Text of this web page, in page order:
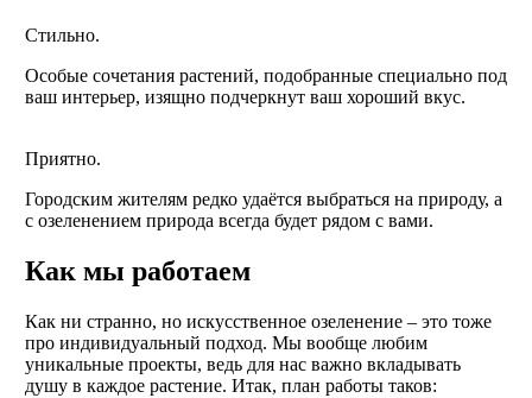
Стильно.
Особые сочетания растений, подобранные специально под
ваш интерьер, изящно подчеркнут ваш хороший вкус.
Приятно.
Городским жителям редко удаётся выбраться на природу, а
с озеленением природа всегда будет рядом с вами.
Как мы работаем
Как ни странно, но искусственное озеленение – это тоже
про индивидуальный подход. Мы вообще любим
уникальные проекты, ведь для нас важно вкладывать
душу в каждое растение. Итак, план работы таков: